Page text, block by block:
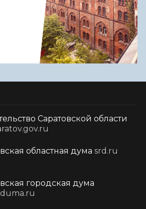
Саратовской области
областная дума srd.ru
городская дума